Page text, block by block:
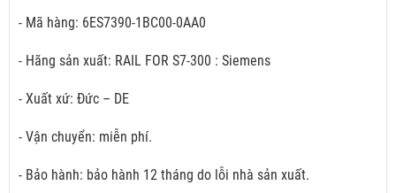
- Mã hàng: 6ES7390-1BC00-0AA0
- Hãng sản xuất: RAIL FOR S7-300 : Siemens
- Xuất xứ: Đức – DE
- Vận chuyển: miễn phí.
- Bảo hành: bảo hành 12 tháng do lỗi nhà sản xuất.